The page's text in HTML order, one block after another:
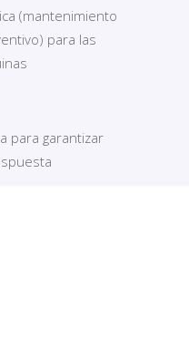
(mantenimiento
para las
para garantizar